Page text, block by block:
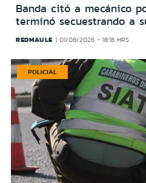
Banda citó a mecánico
terminó secuestrando a
REDMAULE 01/08/2026 - 18:18 HRS
POLICIAL